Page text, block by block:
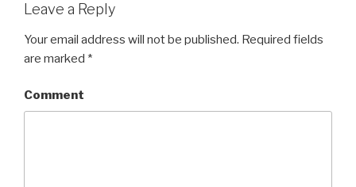
Leave a Reply
Your email address will not be published. Required fields
are marked *
Comment